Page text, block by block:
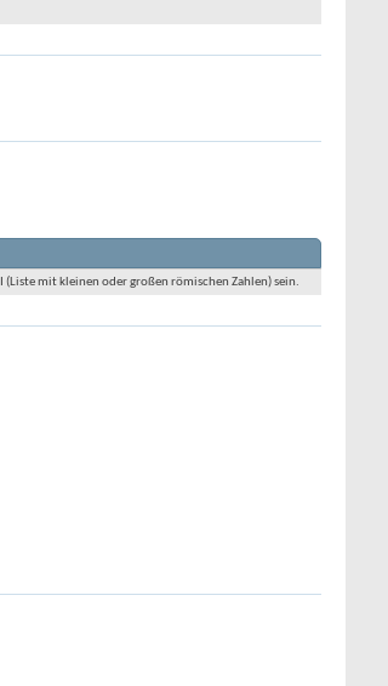
mit kleinen oder großen römischen Zahlen) sein.